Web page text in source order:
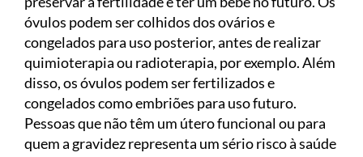
óvulos podem ser colhidos dos ovários e
congelados para uso posterior, antes de realizar
quimioterapia ou radioterapia, por exemplo. Além
disso, os óvulos podem ser fertilizados e
congelados como embriões para uso futuro.
Pessoas que não têm um útero funcional ou para
quem a gravidez representa um sério risco à saúde